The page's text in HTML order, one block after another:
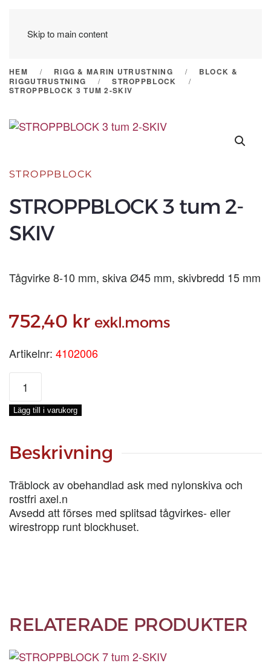
Skip to main content
HEM RIGG & MARIN UTRUSTNING
BLOCK &
RIGGUTRUSTNING
STROPPBLOCK
STROPPBLOCK 3 TUM 2-SKIV
STROPPBLOCK
STROPPBLOCK 3 tum 2-
SKIV
Tågvirke 8-10 mm, skiva Ø45 mm, skivbredd 15 mm
752,40 kr exkl.moms
Artikelnr: 4102006
STROPPBLOCK
tum
2-
mängd
Lägg till i varukorg
Beskrivning
Träblock av obehandlad ask med nylonskiva och
rostfri axel.n
Avsedd att förses med splitsad tågvirkes- eller
wirestropp runt blockhuset.
RELATERADE PRODUKTER